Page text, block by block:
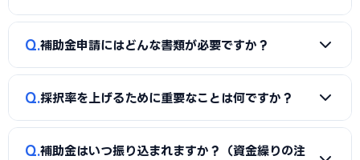
約前に見積もりと報酬条件を必ず確認しましょう。当サイト
では市川市に対応した実績豊富な専門家を無料でご紹介して
A
同一経費への重複申請はできませんが、対象経費を「設備
金）」のように分けることで、異なる経費項目について両方
を活用できるケースがあります。経費按分の計画は事前に専門
Q 補助金申請にはどんな書類が必要ですか？
A
一般的に、事業計画書、見積書、決算書（直近2期分）、
類（賃上げ表明・事業継続力強化計画の認定等）も求められ
ます。申請代行ではこれらの書類整備と不備チェックを代行
Q 採択率を上げるために重要なことは何ですか？
A
①公募要領の加点項目を漏れなく満たすこと、②課題・解
Q 補助金はいつ振り込まれますか？（資金繰りの注